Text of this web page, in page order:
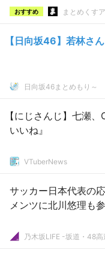
おすすめ まとめくす
【日向坂46】若林さ
日向坂46まとめもり～
【にじさんじ】七瀬
いいね』
VTuberNews
サッカー日本代表の
メンツに北川悠理も参
乃木坂LIFE -坂道・48